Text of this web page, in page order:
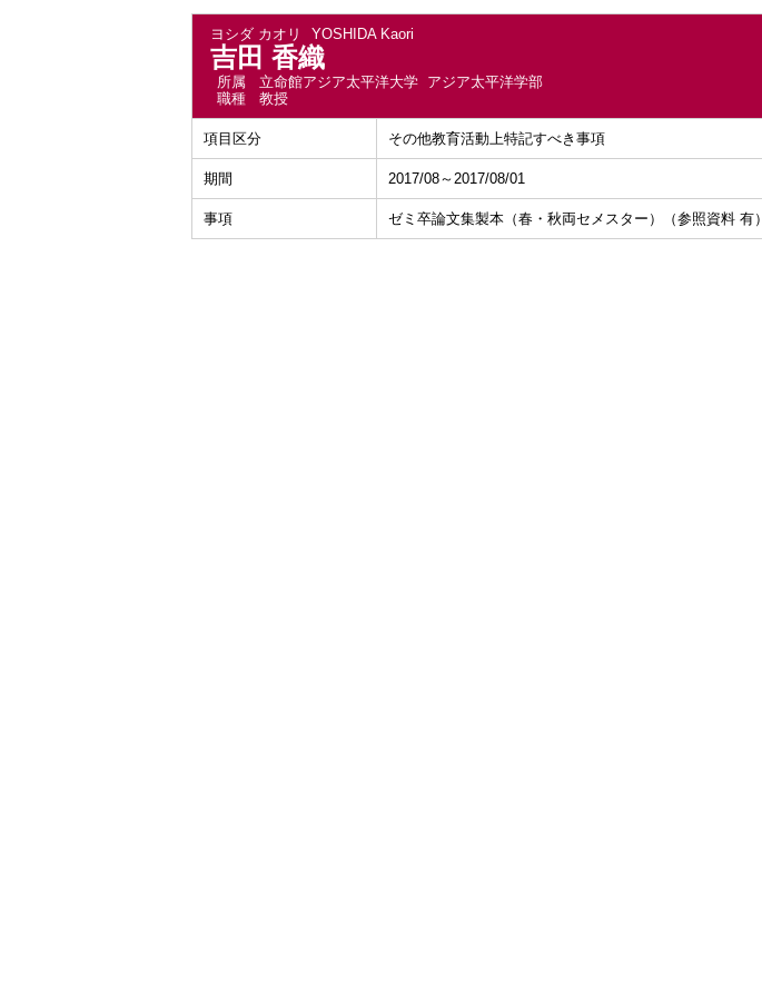
ヨシダ カオリ YOSHIDA Kaori
吉田 香織
所属
立命館アジア太平洋大学 アジア太平洋学部
職種
教授
項目区分 その他教育活動上特記すべき事項
期間 2017/08～2017/08/01
事項 ゼミ卒論文集製本（春・秋両セメスター）（参照資料 有）